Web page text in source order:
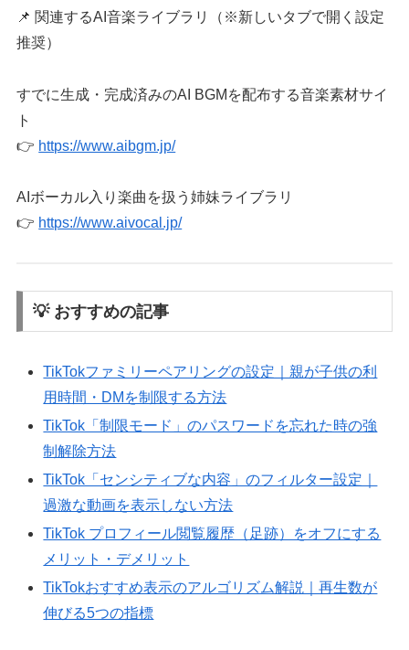
📌 関連するAI音楽ライブラリ（※新しいタブで開く設定
推奨）
すでに生成・完成済みのAI BGMを配布する音楽素材サイ
ト
👉 https://www.aibgm.jp/
AIボーカル入り楽曲を扱う姉妹ライブラリ
👉 https://www.aivocal.jp/
💡 おすすめの記事
TikTokファミリーペアリングの設定｜親が子供の利
用時間・DMを制限する方法
TikTok「制限モード」のパスワードを忘れた時の強
制解除方法
TikTok「センシティブな内容」のフィルター設定｜
過激な動画を表示しない方法
TikTok プロフィール閲覧履歴（足跡）をオフにする
メリット・デメリット
TikTokおすすめ表示のアルゴリズム解説｜再生数が
伸びる5つの指標